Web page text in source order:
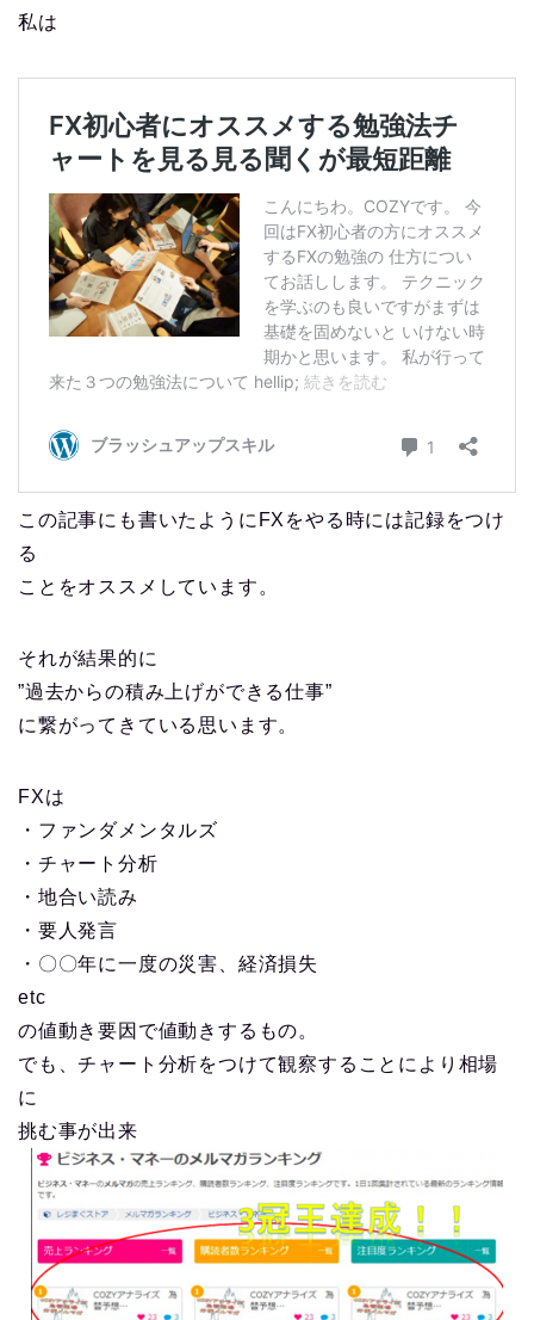
私は
この記事にも書いたようにFXをやる時には記録をつけ
る
ことをオススメしています。
それが結果的に
”過去からの積み上げができる仕事”
に繋がってきている思います。
FXは
・ファンダメンタルズ
・チャート分析
・地合い読み
・要人発言
・〇〇年に一度の災害、経済損失
etc
の値動き要因で値動きするもの。
でも、チャート分析をつけて観察することにより相場
に
挑む事が出来